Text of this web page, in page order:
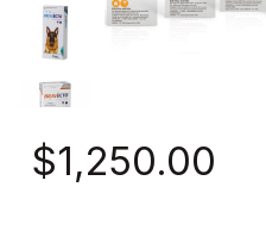
$1,250.00